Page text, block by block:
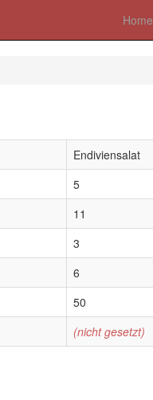
Home
Endiviensalat
5
11
3
6
50
(nicht gesetzt)